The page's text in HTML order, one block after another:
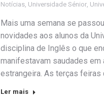
Notícias, Universidade Sénior,
Mais uma semana se
novidades aos alunos da
disciplina de Inglês o que
manifestavam saudades
estrangeira. As terças feiras
Ler mais